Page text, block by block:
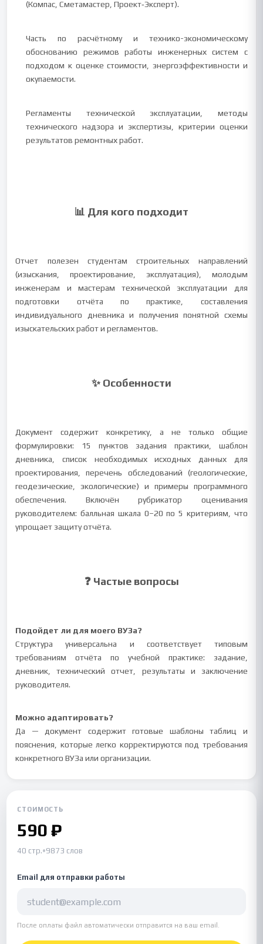
(Компас, Сметамастер, Проект‑Эксперт).
Часть по расчётному и технико-экономическому
обоснованию режимов работы инженерных систем с
подходом к оценке стоимости, энергоэффективности и
окупаемости.
Регламенты технической эксплуатации, методы
технического надзора и экспертизы, критерии оценки
результатов ремонтных работ.
📊 Для кого подходит
Отчет полезен студентам строительных направлений
(изыскания, проектирование, эксплуатация), молодым
инженерам и мастерам технической эксплуатации для
подготовки отчёта по практике, составления
индивидуального дневника и получения понятной схемы
изыскательских работ и регламентов.
✨ Особенности
Документ содержит конкретику, а не только общие
формулировки: 15 пунктов задания практики, шаблон
дневника, список необходимых исходных данных для
проектирования, перечень обследований (геологические,
геодезические, экологические) и примеры программного
обеспечения. Включён рубрикатор оценивания
руководителем: балльная шкала 0–20 по 5 критериям, что
упрощает защиту отчёта.
❓ Частые вопросы
Подойдет ли для моего ВУЗа?
Структура универсальна и соответствует типовым
требованиям отчёта по учебной практике: задание,
дневник, технический отчет, результаты и заключение
руководителя.
Можно адаптировать?
Да — документ содержит готовые шаблоны таблиц и
пояснения, которые легко корректируются под требования
конкретного ВУЗа или организации.
СТОИМОСТЬ
590 ₽
40 стр.•9873 слов
Email для отправки работы
После оплаты файл автоматически отправится на ваш email.